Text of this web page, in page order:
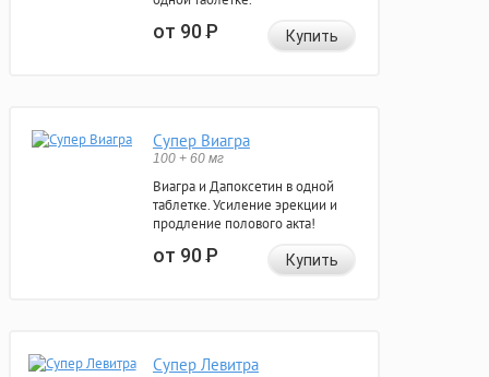
от 90Р Купить
Супер Виагра
100 + 60 мг
Виагра и Дапоксетин в одной
таблетке. Усиление эрекции и
продление полового акта!
от 90Р Купить
Супер Левитра